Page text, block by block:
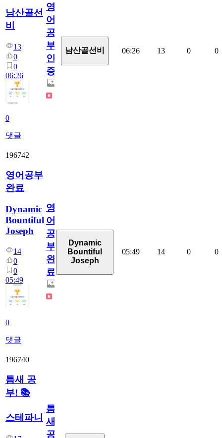
남산골선
비
13
0
0
06:26
0
댓글
영
어
공
부
인
증
남산골선비 06:26 13 0 0
196742
영어공부
완료
Dynamic
Bountiful
Joseph
14
0
0
05:49
0
댓글
영
어
공
부
완
료
Dynamic
Bountiful
Joseph
05:49 14 0 0
196740
틈새 공
부! 📚
스테파니
틈
새
공